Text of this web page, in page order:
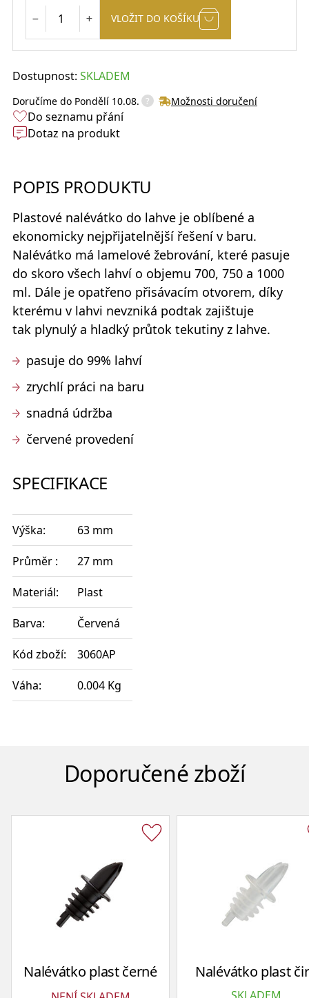
VLOŽIT DO KOŠÍKU
Dostupnost: SKLADEM
Doručíme do Pondělí 10.08. ? Možnosti doručení
Do seznamu přání
Dotaz na produkt
POPIS PRODUKTU
Plastové nalévátko do lahve je oblíbené a
ekonomicky nejpřijatelnější řešení v baru.
Nalévátko má lamelové žebrování, které pasuje
do skoro všech lahví o objemu 700, 750 a 1000
ml. Dále je opatřeno přisávacím otvorem, díky
kterému v lahvi nevzniká podtak zajištuje
tak plynulý a hladký průtok tekutiny z lahve.
pasuje do 99% lahví
zrychlí práci na baru
snadná údržba
červené provedení
SPECIFIKACE
Výška: 63 mm
Průměr : 27 mm
Materiál: Plast
Barva: Červená
Kód zboží: 3060AP
Váha: 0.004 Kg
Doporučené zboží
Nalévátko plast černé Nalévátko plast
SKLADEM